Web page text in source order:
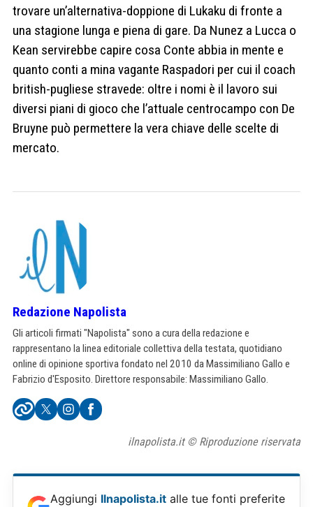
trovare un’alternativa-doppione di Lukaku di fronte a
una stagione lunga e piena di gare. Da Nunez a Lucca o
Kean servirebbe capire cosa Conte abbia in mente e
quanto conti a mina vagante Raspadori per cui il coach
british-pugliese stravede: oltre i nomi è il lavoro sui
diversi piani di gioco che l’attuale centrocampo con De
Bruyne può permettere la vera chiave delle scelte di
mercato.
Redazione Napolista
Gli articoli firmati "Napolista" sono a cura della redazione e
rappresentano la linea editoriale collettiva della testata, quotidiano
online di opinione sportiva fondato nel 2010 da Massimiliano Gallo e
Fabrizio d'Esposito. Direttore responsabile: Massimiliano Gallo.
ilnapolista.it © Riproduzione riservata
Aggiungi Ilnapolista.it alle tue fonti preferite